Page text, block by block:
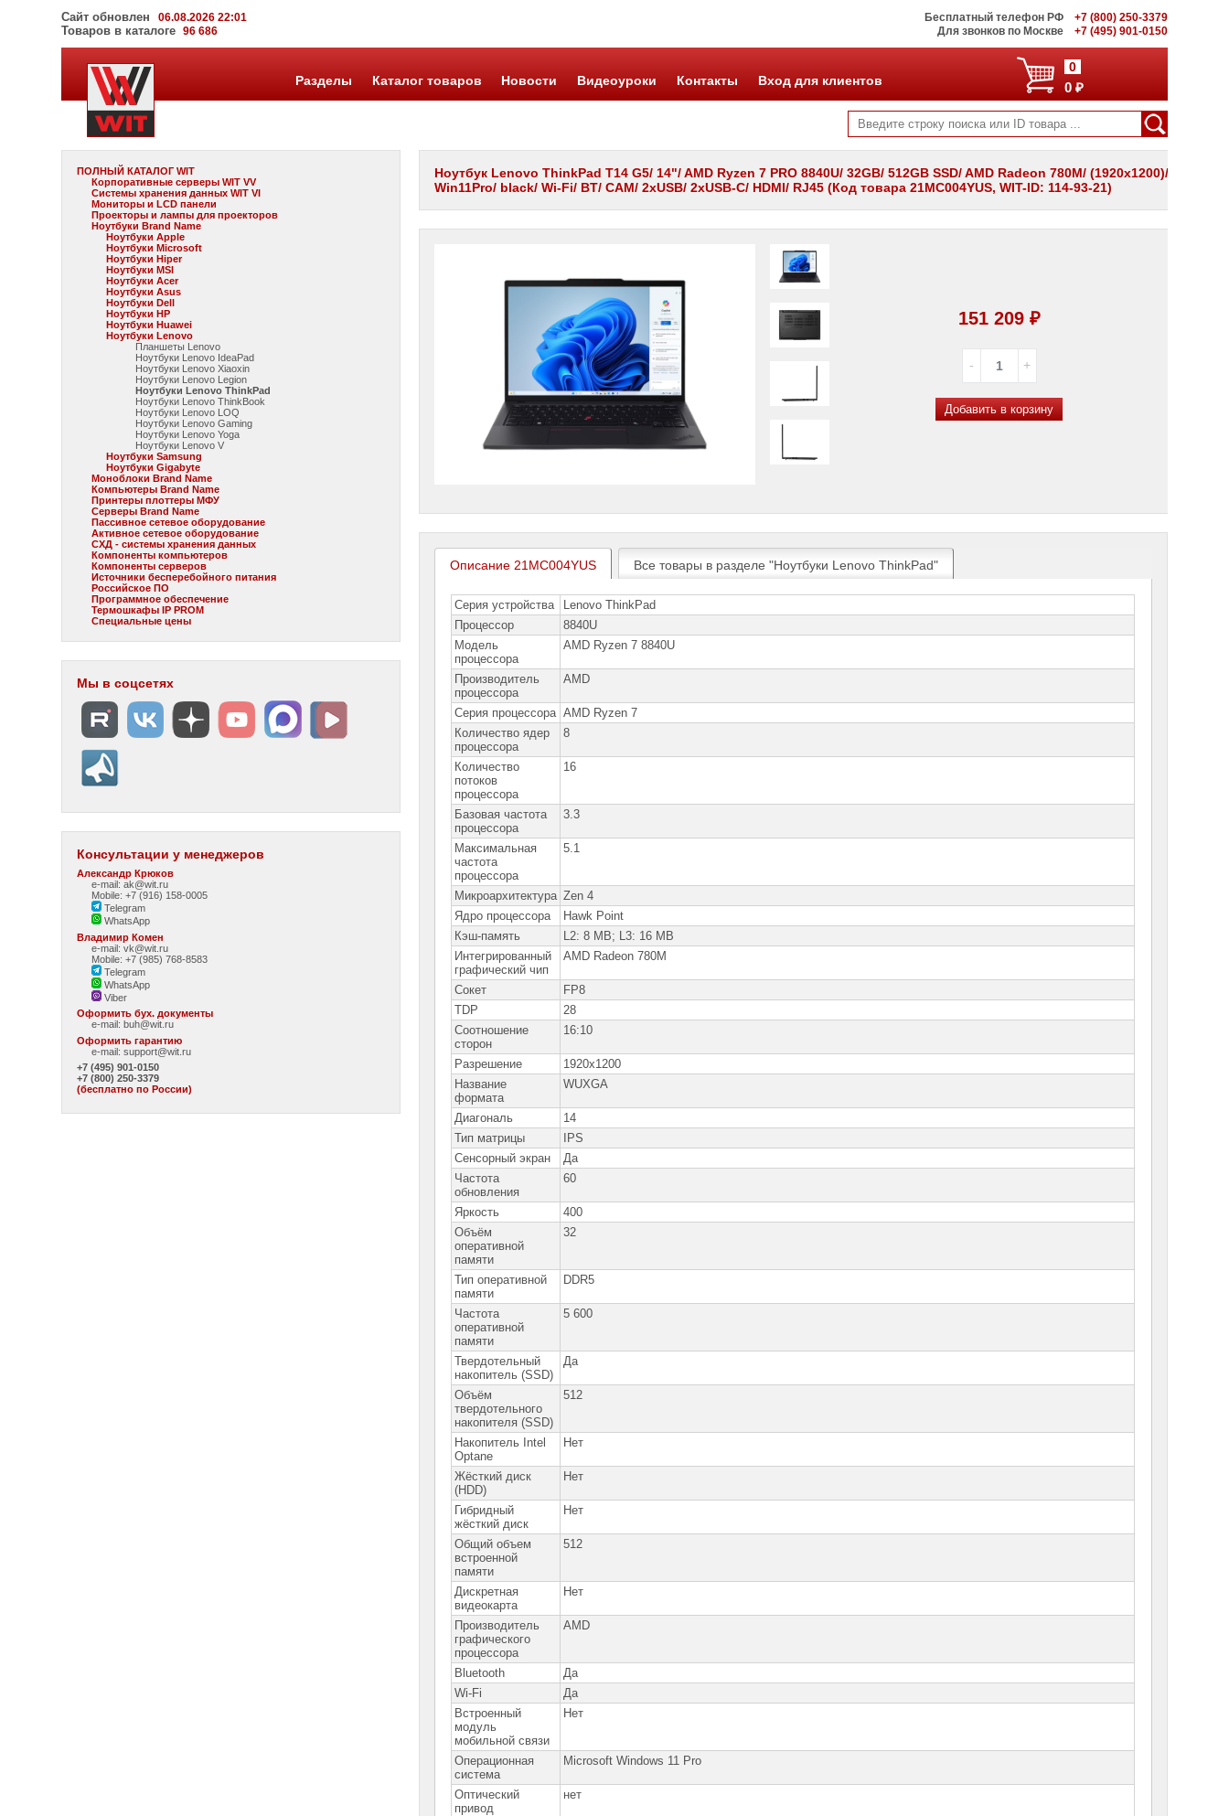
Сайт обновлен 06.08.2026 22:01
Товаров в каталоге96 686
Бесплатный телефон РФ
+7 (800) 250-3379
Для звонков по Москве
+7 (495) 901-0150
0
0 ₽
Разделы Каталог товаров Новости Видеоуроки Контакты Вход для клиентов
ПОЛНЫЙ КАТАЛОГ WIT
Корпоративные серверы WIT VV
Системы хранения данных WIT VI
Мониторы и LCD панели
Проекторы и лампы для проекторов
Ноутбуки Brand Name
Ноутбуки Apple
Ноутбуки Microsoft
Ноутбуки Hiper
Ноутбуки MSI
Ноутбуки Acer
Ноутбуки Asus
Ноутбуки Dell
Ноутбуки HP
Ноутбуки Huawei
Ноутбуки Lenovo
Планшеты Lenovo
Ноутбуки Lenovo IdeaPad
Ноутбуки Lenovo Xiaoxin
Ноутбуки Lenovo Legion
Ноутбуки Lenovo ThinkPad
Ноутбуки Lenovo ThinkBook
Ноутбуки Lenovo LOQ
Ноутбуки Lenovo Gaming
Ноутбуки Lenovo Yoga
Ноутбуки Lenovo V
Ноутбуки Samsung
Ноутбуки Gigabyte
Моноблоки Brand Name
Компьютеры Brand Name
Принтеры плоттеры МФУ
Серверы Brand Name
Пассивное сетевое оборудование
Активное сетевое оборудование
СХД - системы хранения данных
Компоненты компьютеров
Компоненты серверов
Источники бесперебойного питания
Российское ПО
Программное обеспечение
Термошкафы IP PROM
Специальные цены
Мы в соцсетях
Консультации у менеджеров
Александр Крюков
e-mail: ak@wit.ru
Mobile: +7 (916) 158-0005
Telegram
WhatsApp
Владимир Комен
e-mail: vk@wit.ru
Mobile: +7 (985) 768-8583
Telegram
WhatsApp
Viber
Оформить бух. документы
e-mail:buh@wit.ru
Оформить гарантию
e-mail:support@wit.ru
+7 (495) 901-0150
+7 (800) 250-3379
(бесплатно по России)
Ноутбук Lenovo ThinkPad T14 G5/ 14"/ AMD Ryzen 7 PRO 8840U/ 32GB/ 512GB SSD/ AMD Radeon 780M/ (1920x1200)/
Win11Pro/ black/ Wi-Fi/ BT/ CAM/ 2xUSB/ 2xUSB-C/ HDMI/ RJ45 (Код товара 21MC004YUS, WIT-ID: 114-93-21)
151 209 ₽
Добавить в корзину
Описание 21MC004YUS Все товары в разделе "Ноутбуки Lenovo ThinkPad"
Серия устройства
Lenovo ThinkPad
Процессор
8840U
Модель
процессора
AMD Ryzen 7 8840U
Производитель
процессора
AMD
Серия процессора AMD Ryzen 7
Количество ядер
процессора
8
Количество
потоков
процессора
16
Базовая частота
процессора
3.3
Максимальная
частота
процессора
5.1
Микроархитектура Zen 4
Ядро процессора
Hawk Point
Кэш-память
L2: 8 MB; L3: 16 MB
Интегрированный
графический чип
AMD Radeon 780M
Сокет
FP8
TDP
28
Соотношение
сторон
16:10
Разрешение
1920x1200
Название
формата
WUXGA
Диагональ
14
Тип матрицы
IPS
Сенсорный экран
Да
Частота
обновления
60
Яркость
400
Объём
оперативной
памяти
32
Тип оперативной
памяти
DDR5
Частота
оперативной
памяти
5 600
Твердотельный
накопитель (SSD)
Да
Объём
твердотельного
накопителя (SSD)
512
Накопитель Intel
Optane
Нет
Жёсткий диск
(HDD)
Нет
Гибридный
жёсткий диск
Нет
Общий объем
встроенной
памяти
512
Дискретная
видеокарта
Нет
Производитель
графического
процессора
AMD
Bluetooth
Да
Wi-Fi
Да
Встроенный
модуль
мобильной связи
Нет
Операционная
система
Microsoft Windows 11 Pro
Оптический
привод
нет